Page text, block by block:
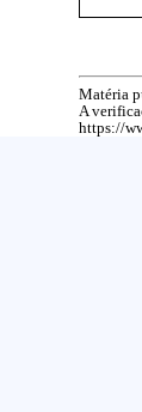
Matéria
A
https://